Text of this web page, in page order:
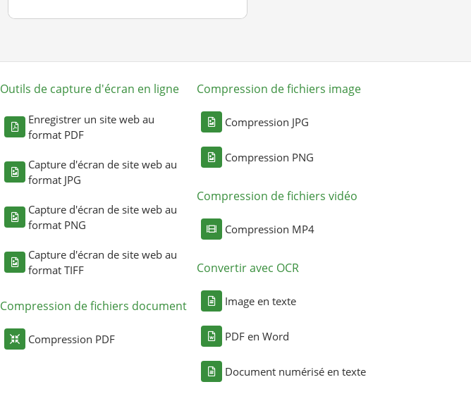
Outils de capture d'écran en ligne
Enregistrer un site web au
format PDF
Capture d'écran de site web au
format JPG
Capture d'écran de site web au
format PNG
Capture d'écran de site web au
format TIFF
Compression de fichiers document
Compression PDF
Compression de fichiers image
Compression JPG
Compression PNG
Compression de fichiers vidéo
Compression MP4
Convertir avec OCR
Image en texte
PDF en Word
Document numérisé en texte